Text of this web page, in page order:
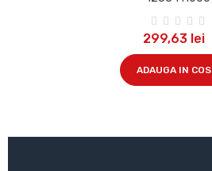
299,63 lei
ADAUGA IN COS